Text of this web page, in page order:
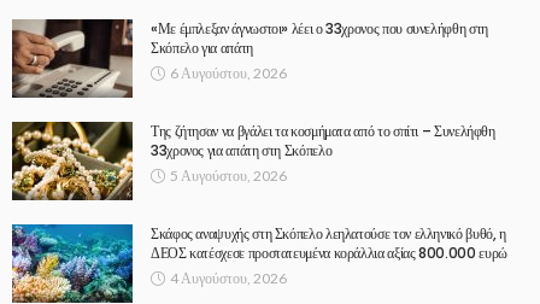
«Με έμπλεξαν άγνωστοι» λέει ο 33χρονος που συνελήφθη στη
Σκόπελο για απάτη
6 Αυγούστου, 2026
Της ζήτησαν να βγάλει τα κοσμήματα από το σπίτι – Συνελήφθη
33χρονος για απάτη στη Σκόπελο
5 Αυγούστου, 2026
Σκάφος αναψυχής στη Σκόπελο λεηλατούσε τον ελληνικό βυθό, η
ΔΕΟΣ κατέσχεσε προστατευμένα κοράλλια αξίας 800.000 ευρώ
4 Αυγούστου, 2026